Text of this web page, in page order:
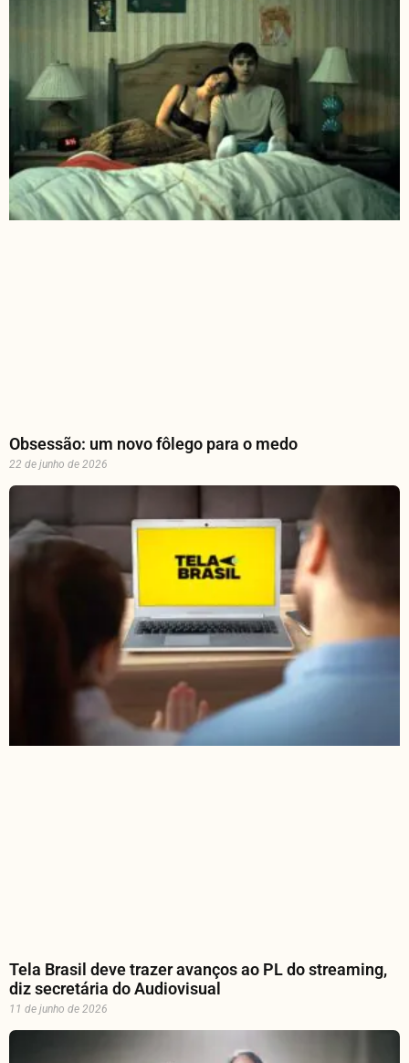
Obsessão: um novo fôlego para o medo
22 de junho de 2026
Tela Brasil deve trazer avanços ao PL do streaming,
diz secretária do Audiovisual
11 de junho de 2026